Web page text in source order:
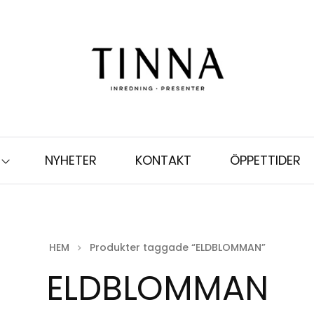
NYHETER KONTAKT ÖPPETTIDER
HEM Produkter taggade “ELDBLOMMAN”
ELDBLOMMAN